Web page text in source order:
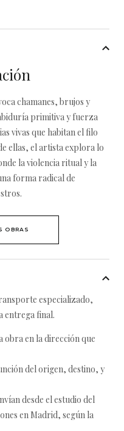
chamanes, brujos y
primitiva y fuerza
vivas que habitan el filo
ellas, el artista explora lo
la violencia ritual y la
forma radical de
OBRAS
especializado,
entrega final.
obra en la dirección que
del origen, destino, y
desde el estudio del
en Madrid, según la